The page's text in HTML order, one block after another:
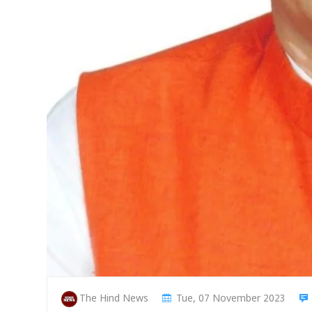
The Hind News Tue, 07 November 2023